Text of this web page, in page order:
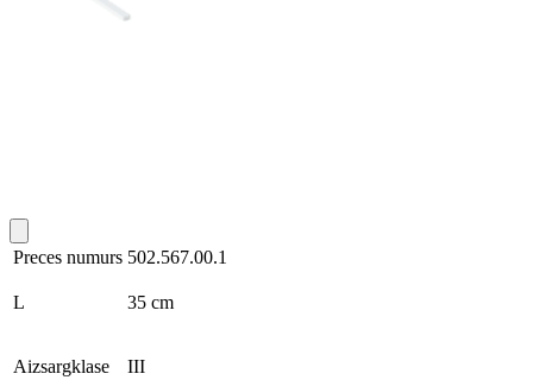
Preces numurs 502.567.00.1
L 35 cm
Aizsargklase III